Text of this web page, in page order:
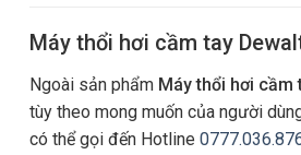
Máy thổi hơi cầm tay
Ngoài sản phẩm Máy thổi hơi cầm
tùy theo mong muốn của người
có thể gọi đến Hotline